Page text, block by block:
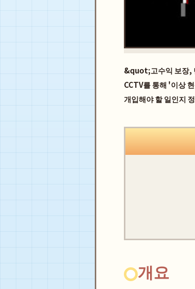
&quot;고수익 보장,
CCTV를 통해 '이상
개입해야 할 일인지
개요